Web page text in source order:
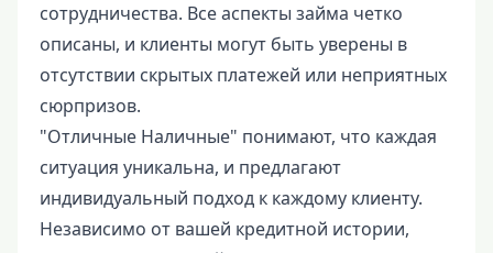
сотрудничества. Все аспекты займа четко
описаны, и клиенты могут быть уверены в
отсутствии скрытых платежей или неприятных
сюрпризов.
"Отличные Наличные" понимают, что каждая
ситуация уникальна, и предлагают
индивидуальный подход к каждому клиенту.
Независимо от вашей кредитной истории,